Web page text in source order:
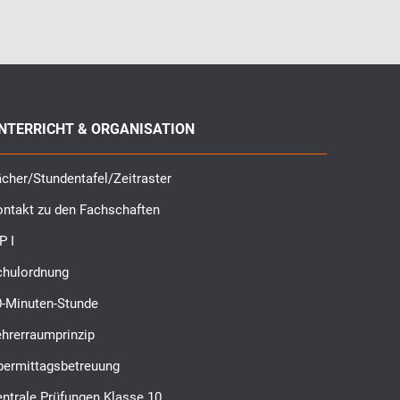
& ORGANISATION
Stundentafel/Zeitraster
zu den Fachschaften
I
Minuten-Stunde